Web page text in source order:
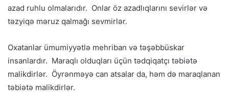
azad ruhlu olmalarıdır. Onlar öz azadlıqlarını sevirlər və
təzyiqə məruz qalmağı sevmirlər.
Oxatanlar ümumiyyətlə mehriban və təşəbbüskar
insanlardır. Maraqlı olduqları üçün tədqiqatçı təbiətə
malikdirlər. Öyrənməyə can atsalar da, həm də maraqlanan
təbiətə malikdirlər.